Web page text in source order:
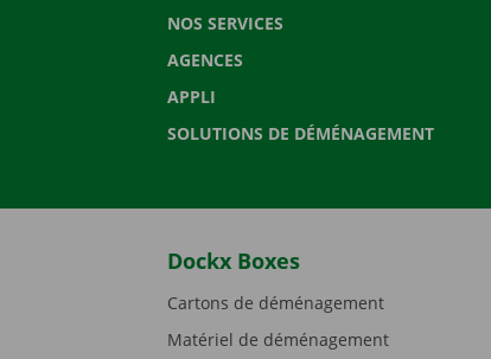
NOS SERVICES
AGENCES
APPLI
SOLUTIONS DE DÉMÉNAGEMENT
Dockx Boxes
Cartons de déménagement
Matériel de déménagement